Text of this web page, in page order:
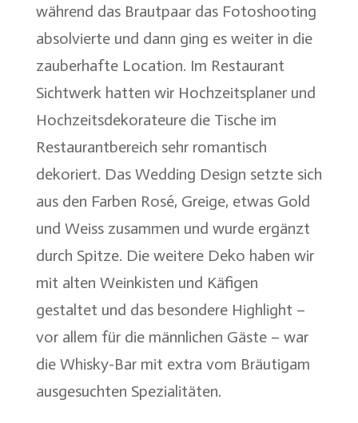
während das Brautpaar das Fotoshooting
absolvierte und dann ging es weiter in die
zauberhafte Location. Im Restaurant
Sichtwerk​ hatten wir Hochzeitsplaner und
Hochzeitsdekorateure die Tische im
Restaurantbereich sehr romantisch
dekoriert. Das Wedding Design setzte sich
aus den Farben Rosé, Greige, etwas Gold
und Weiss zusammen und wurde ergänzt
durch Spitze. Die weitere Deko haben wir
mit alten Weinkisten und Käfigen
gestaltet und das besondere Highlight –
vor allem für die männlichen Gäste – war
die Whisky-Bar mit extra vom Bräutigam
ausgesuchten Spezialitäten.